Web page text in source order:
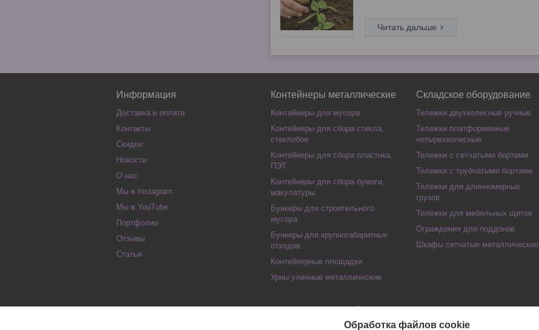
Информация
Доставка и оплата
Контакты
Скидки
Новости
О нас
Мы в Instagram
Мы в YouTube
Портфолио
Отзывы
Статьи
Контейнеры металлические
Контейнеры для мусора
Контейнеры для сбора стекла,
стеклобоя
Контейнеры для сбора пластика,
ПЭТ
Контейнеры для сбора бумаги,
макулатуры
Бункеры для строительного
мусора
Бункеры для крупногабаритных
отходов
Контейнерные площадки
Урны уличные металлические
Складское оборудование
Тележки двухколесные ручные
Тележки платформенные
четырехколесные
Тележки с сетчатыми бортами
Тележки с трубчатыми бортами
Тележки для длинномерных
грузов
Тележки для мебельных щитов
Ограждения для поддонов
Шкафы сетчатые металлические
Сайт создан на платформе Deal.by
Политика обработки файлов cookies
Обработка файлов cookie